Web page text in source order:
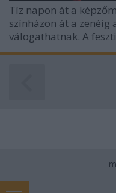
Tíz napon át a
színházon át a
válogathatnak. A